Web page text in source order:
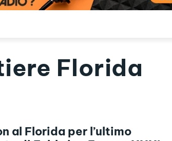
Florida
al Florida per l’ultimo